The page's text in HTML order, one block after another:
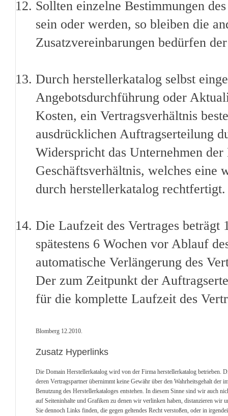
Sollten einzelne Bestimmungen
sein oder werden, so bleiben die
Zusatzvereinbarungen bedürfen
Durch herstellerkatalog selbst
Angebotsdurchführung oder
Kosten, ein Vertragsverhältnis
ausdrücklichen Auftragserteilung
Widerspricht das Unternehmen
Geschäftsverhältnis, welches eine
durch herstellerkatalog rechtfertigt.
Die Laufzeit des Vertrages
spätestens 6 Wochen vor Ablauf
automatische Verlängerung des
Der zum Zeitpunkt der
für die komplette Laufzeit des
Blomberg 12.2010.
Zusatz Hyperlinks
Die Domain Herstellerkatalog wird von der Firma herstellerkatalog betrieben.
deren Vertragspartner übernimmt keine Gewähr über den Wahrheitsgehalt der
Benutzung des Herstellerkataloges entstehen. In diesem Sinne sind wir auch
auf Seiteninhalte und Grafiken zu denen wir verlinken haben, distanzieren wir
Sie dennoch Links finden, die gegen geltendes Recht verstoßen, oder in